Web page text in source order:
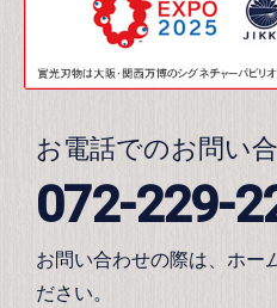
お電話でのお問い
072-229-
お問い合わせの際は、ホー
ださい。